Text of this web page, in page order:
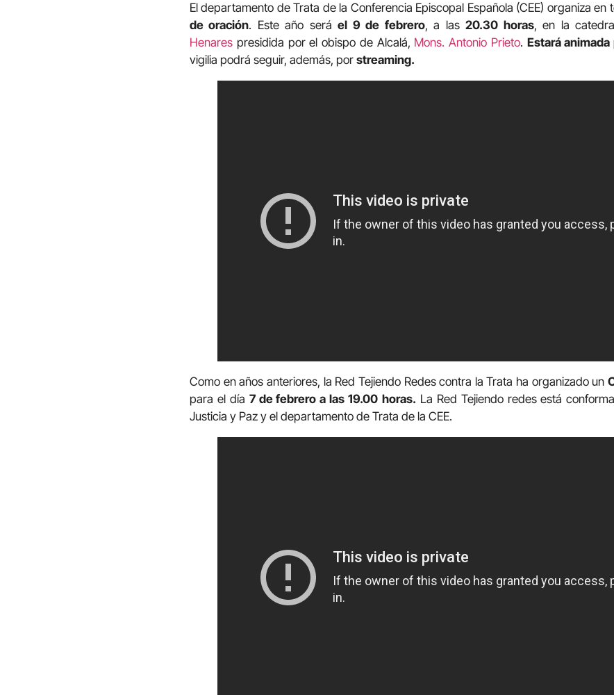
El departamento de Trata de la Conferencia Episcopal Española (CEE) organiza en
de oración. Este año seráel 9 de febrero, a las20.30 horas, en la
Henares presidida por el obispo de Alcalá, Mons. Antonio Prieto. Estará
vigilia podrá seguir, además, por streaming.
Como en años anteriores, la Red Tejiendo Redes contra la Trata ha organizado un
para el día 7 de febrero a las 19.00 horas. La Red Tejiendo redes está
Justicia y Paz y el departamento de Trata de la CEE.